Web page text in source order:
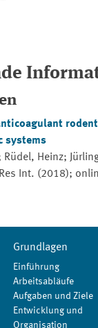
systems
Heinz;
Int. (2018);
Grundlagen
Einführung
Arbeitsabläufe
Aufgaben und Ziele
Entwicklung und
Organisation